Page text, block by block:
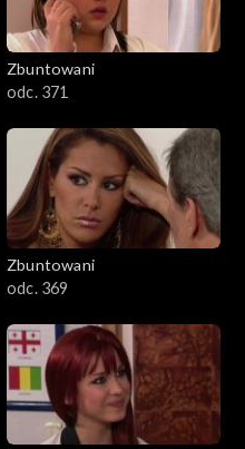
Zbuntowani
odc. 371
Zbuntowani
odc. 369